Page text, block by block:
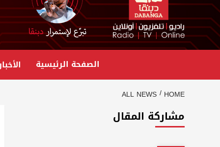
الصفحة الرئيسية
HOME
ALL NEWS
مشاركة المقال